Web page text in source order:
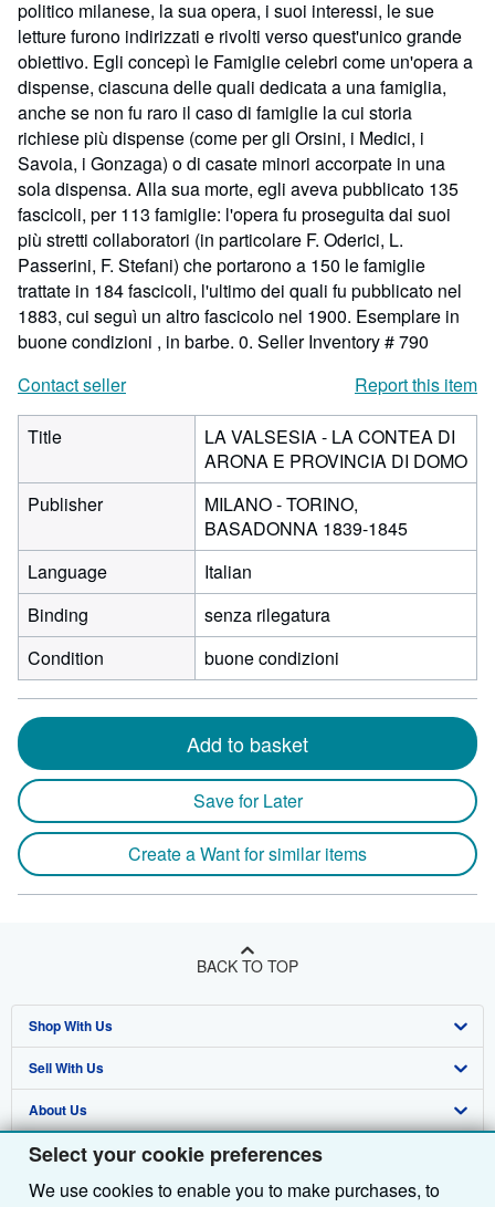
Select your cookie preferences
We use cookies to enable you to make purchases, to
politico milanese, la sua opera, i suoi interessi, le sue
letture furono indirizzati e rivolti verso quest'unico grande
obiettivo. Egli concepì le Famiglie celebri come un'opera a
dispense, ciascuna delle quali dedicata a una famiglia,
anche se non fu raro il caso di famiglie la cui storia
richiese più dispense (come per gli Orsini, i Medici, i
Savoia, i Gonzaga) o di casate minori accorpate in una
sola dispensa. Alla sua morte, egli aveva pubblicato 135
fascicoli, per 113 famiglie: l'opera fu proseguita dai suoi
più stretti collaboratori (in particolare F. Oderici, L.
Passerini, F. Stefani) che portarono a 150 le famiglie
trattate in 184 fascicoli, l'ultimo dei quali fu pubblicato nel
1883, cui seguì un altro fascicolo nel 1900. Esemplare in
buone condizioni , in barbe. 0. Seller Inventory # 790
Contact seller
Report this item
Title
LA VALSESIA - LA CONTEA DI
ARONA E PROVINCIA DI DOMO
Publisher
MILANO - TORINO,
BASADONNA 1839-1845
Language
Italian
Binding
senza rilegatura
Condition
buone condizioni
Add to basket
Save for Later
Create a Want for similar items
BACK TO TOP
Shop With Us
Advanced Search
Browse Collections
My Account
My Orders
Sell With Us
Start Selling
Join Our Affiliate Programme
Book Buyback
About Us
About AbeBooks
Media
Find Help
Help
Other AbeBooks Companies